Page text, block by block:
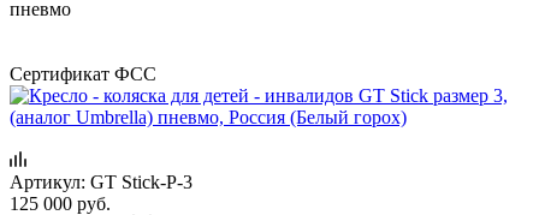
пневмо
Сертификат ФСС
Артикул: GT Stick-P-3
125 000 руб.